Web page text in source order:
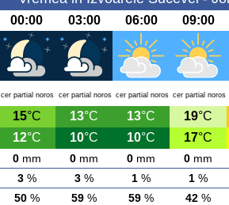
00:00 03:00 06:00 09:00
cer partial noros cer partial noros cer partial noros cer partial noros
15°C 13°C 13°C 19°C
12°C 10°C 10°C 17°C
0 mm 0 mm 0 mm 0 mm
3 % 3 % 1 % 1 %
50 % 59 % 59 % 42 %